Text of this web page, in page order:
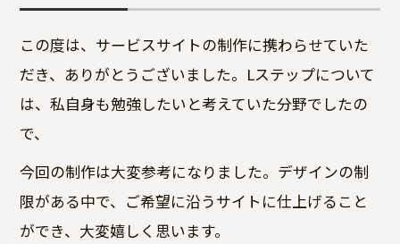
この度は、サービスサイトの制作に携わらせていた
だき、ありがとうございました。Lステップについて
は、私自身も勉強したいと考えていた分野でしたの
で、
今回の制作は大変参考になりました。デザインの制
限がある中で、ご希望に沿うサイトに仕上げること
ができ、大変嬉しく思います。